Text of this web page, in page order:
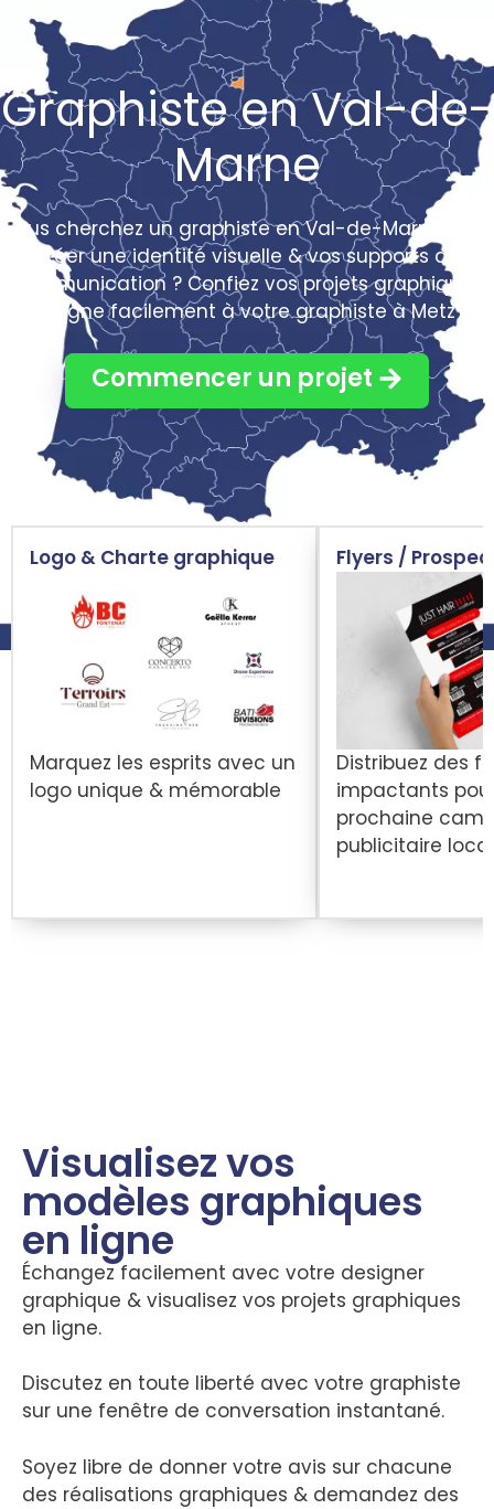
Graphiste en Val-de-
Marne
Vous cherchez un graphiste en Val-de-Marne pour
créer une identité visuelle & vos supports de
communication ? Confiez vos projets graphiques
en ligne facilement à votre graphiste à Metz !
Commencer un projet
Logo & Charte graphique
Marquez les esprits avec un
logo unique & mémorable
Flyers /
Distribuez des
impactants
prochaine
publicitaire
Visualisez vos
modèles graphiques
en ligne
Échangez facilement avec votre designer
graphique & visualisez vos projets graphiques
en ligne.
Discutez en toute liberté avec votre graphiste
sur une fenêtre de conversation instantané.
Soyez libre de donner votre avis sur chacune
des réalisations graphiques & demandez des